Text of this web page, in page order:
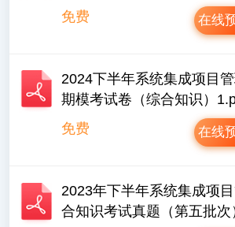
免费
在线
2024下半年系统集成项目
期模考试卷（综合知识）
免费
在线
2023年下半年系统集成项
合知识考试真题（第五批次